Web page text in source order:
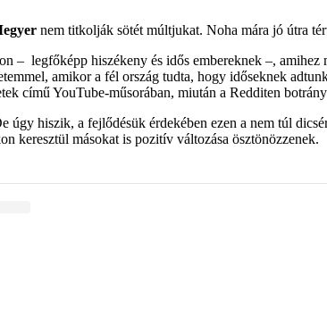
nem titkolják sötét múltjukat. Noha mára jó útra
legfőképp hiszékeny és idős embereknek –, amihez
amikor a fél ország tudta, hogy időseknek
című YouTube-műsorában, miután a Redditen
hiszik, a fejlődésük érdekében ezen a nem túl
keresztül másokat is pozitív változása ösztönözzenek.